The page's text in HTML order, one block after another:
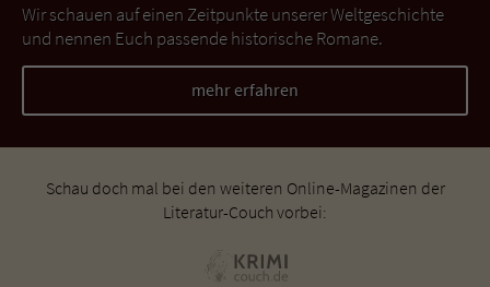
Wir schauen auf einen Zeitpunkte unserer Weltgeschichte
und nennen Euch passende historische Romane.
mehr erfahren
Schau doch mal bei den weiteren Online-Magazinen der
Literatur-Couch vorbei: